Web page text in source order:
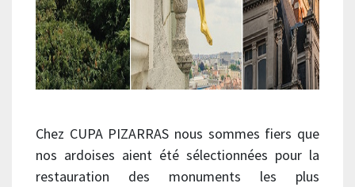
Chez CUPA PIZARRAS nous sommes fiers que
nos ardoises aient été sélectionnées pour la
restauration des monuments les plus